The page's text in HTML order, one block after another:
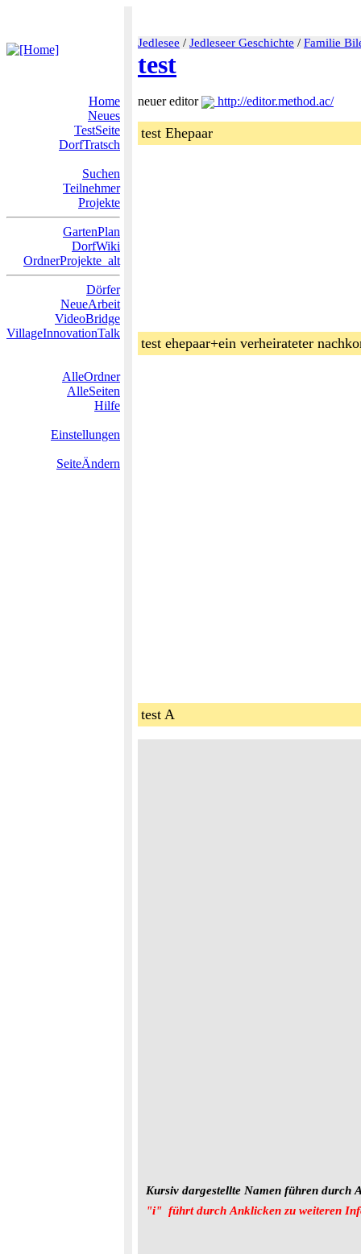
Jedlesee / Jedleseer Geschichte / Familie
test
Home
Neues
TestSeite
DorfTratsch
Suchen
Teilnehmer
Projekte
GartenPlan
DorfWiki
OrdnerProjekte_alt
Dörfer
NeueArbeit
VideoBridge
VillageInnovationTalk
AlleOrdner
AlleSeiten
Hilfe
Einstellungen
SeiteÄndern
neuer editor http://editor.method.ac/
test Ehepaar
test ehepaar+ein verheirateter
test A
Kursiv dargestellte Namen führen durch
"i"  führt durch Anklicken zu weiteren